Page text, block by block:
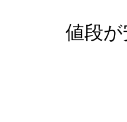
値段